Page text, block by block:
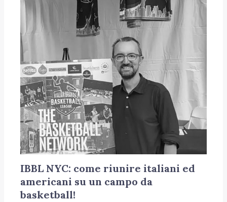
IBBL NYC: come riunire italiani ed
americani su un campo da
basketball!